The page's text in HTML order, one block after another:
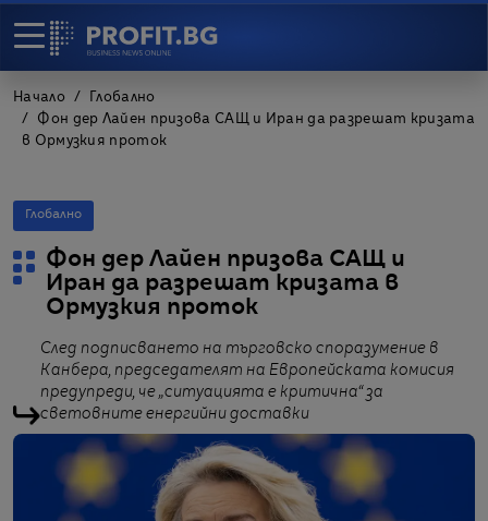
Начало
Глобално
Фон дер Лайен призова САЩ и Иран да разрешат кризата
в Ормузкия проток
Глобално
Фон дер Лайен призова САЩ и
Иран да разрешат кризата в
Ормузкия проток
След подписването на търговско споразумение в
Канбера, председателят на Европейската комисия
предупреди, че „ситуацията е критична“ за
световните енергийни доставки